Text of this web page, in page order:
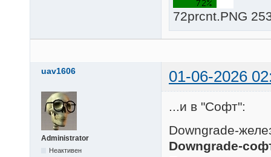
72prcnt.PNG
uav1606 01-06-2026
Administrator
Неактивен
...и в "Софт":
Downgrade-
Downgrade-